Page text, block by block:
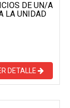
DE UN/A
LA UNIDAD
DETALLE